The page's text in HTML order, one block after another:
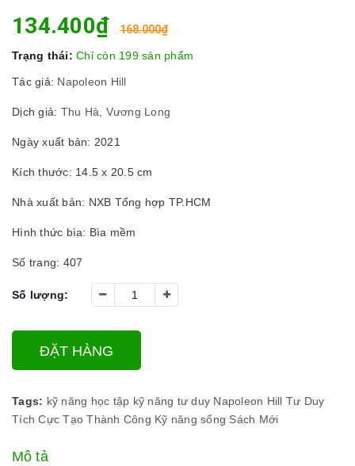
134.400₫ 168.000₫
Trạng thái: Chỉ còn 199 sản phẩm
Tác giả: Napoleon Hill
Dịch giả: Thu Hà, Vương Long
Ngày xuất bản: 2021
Kích thước: 14.5 x 20.5 cm
Nhà xuất bản: NXB Tổng hợp TP.HCM
Hình thức bìa: Bìa mềm
Số trang: 407
Số lượng:
ĐẶT HÀNG
Tags: kỹ năng học tập kỹ năng tư duy Napoleon Hill Tư Duy
Tích Cực Tạo Thành Công Kỹ năng sống Sách Mới
Mô tả